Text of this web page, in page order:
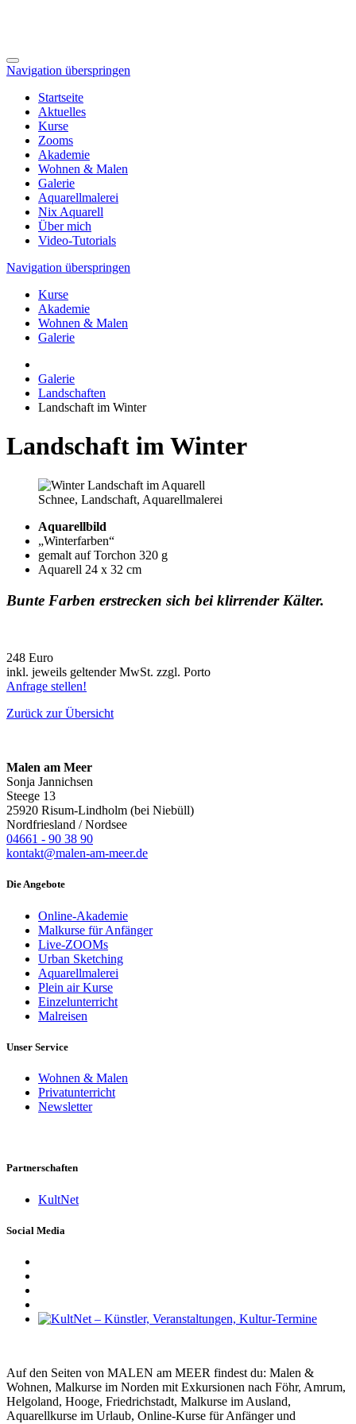
Navigation überspringen
Startseite
Aktuelles
Kurse
Zooms
Akademie
Wohnen & Malen
Galerie
Aquarellmalerei
Nix Aquarell
Über mich
Video-Tutorials
Navigation überspringen
Kurse
Akademie
Wohnen & Malen
Galerie
Galerie
Landschaften
Landschaft im Winter
Landschaft im Winter
Schnee, Landschaft, Aquarellmalerei
Aquarellbild
„Winterfarben“
gemalt auf Torchon 320 g
Aquarell 24 x 32 cm
Bunte Farben erstrecken sich bei klirrender Kälter.
248 Euro
inkl. jeweils geltender MwSt. zzgl. Porto
Anfrage stellen!
Zurück zur Übersicht
Malen am Meer
Sonja Jannichsen
Steege 13
25920 Risum-Lindholm (bei Niebüll)
Nordfriesland / Nordsee
04661 - 90 38 90
kontakt@malen-am-meer.de
Die Angebote
Online-Akademie
Malkurse für Anfänger
Live-ZOOMs
Urban Sketching
Aquarellmalerei
Plein air Kurse
Einzelunterricht
Malreisen
Unser Service
Wohnen & Malen
Privatunterricht
Newsletter
Partnerschaften
KultNet
Social Media
Auf den Seiten von MALEN am MEER findest du: Malen &
Wohnen, Malkurse im Norden mit Exkursionen nach Föhr, Amrum,
Helgoland, Hooge, Friedrichstadt, Malkurse im Ausland,
Aquarellkurse im Urlaub, Online-Kurse für Anfänger und